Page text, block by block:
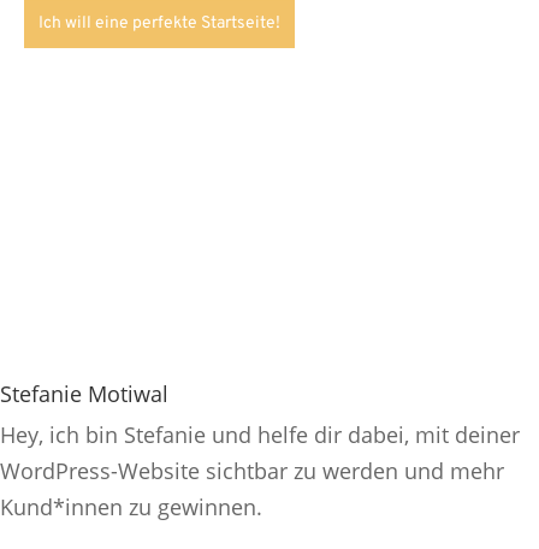
Ich will eine perfekte Startseite!
Stefanie Motiwal
Hey, ich bin Stefanie und helfe dir dabei, mit deiner
WordPress-Website sichtbar zu werden und mehr
Kund*innen zu gewinnen.